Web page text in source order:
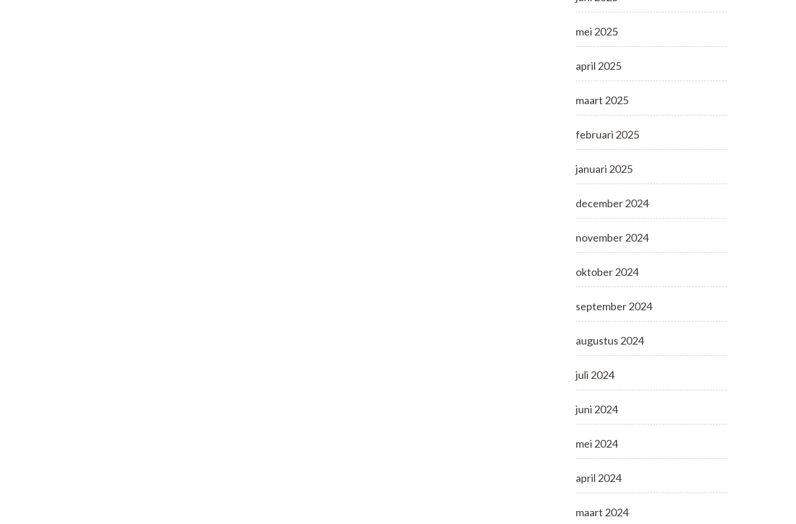
mei 2025
april 2025
maart 2025
februari 2025
januari 2025
december 2024
november 2024
oktober 2024
september 2024
augustus 2024
juli 2024
juni 2024
mei 2024
april 2024
maart 2024